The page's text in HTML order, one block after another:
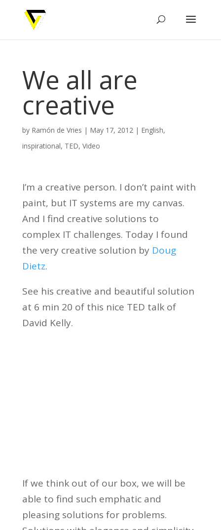
We all are
creative
by Ramón de Vries | May 17, 2012| English,
inspirational, TED, Video
I’m a creative person. I don’t paint with
paint, but IT systems are my canvas.
And I find creative solutions to
complex IT challenges. Today I found
the very creative solution by Doug
Dietz.
See his creative and beautiful solution
at 6 min 20 of this nice TED talk of
David Kelly.
If we think out of our box, we will be
able to find such emphatic and
pleasing solutions for problems.